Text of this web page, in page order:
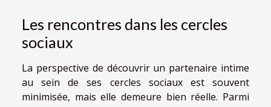
Les rencontres dans les cercles
sociaux
La perspective de découvrir un partenaire intime
au sein de ses cercles sociaux est souvent
minimisée, mais elle demeure bien réelle. Parmi